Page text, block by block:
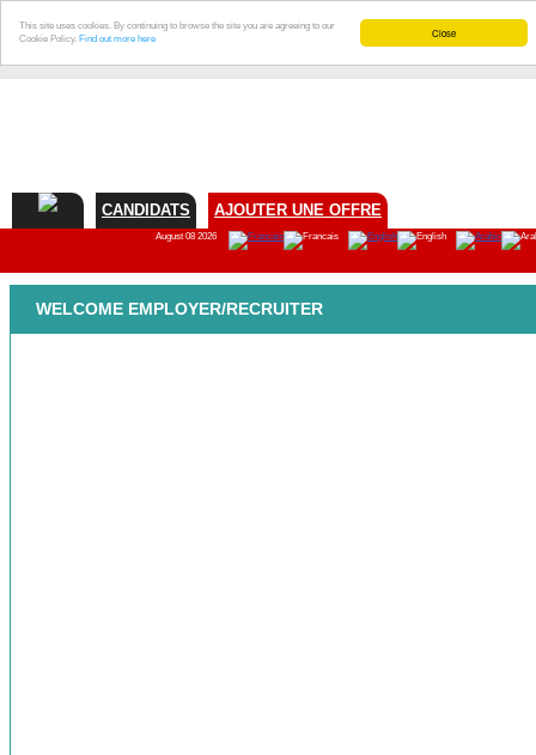
Close
This site uses cookies. By continuing to browse the site you are agreeing to our
Cookie Policy. Find out more here
CANDIDATS AJOUTER UNE OFFRE
August 08 2026
WELCOME EMPLOYER/RECRUITER